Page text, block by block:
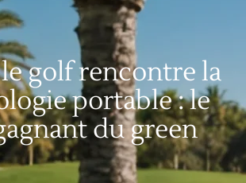
golf rencontre la
portable : le
du green